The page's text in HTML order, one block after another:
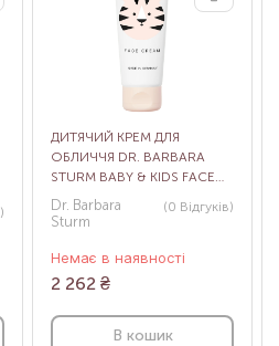
)
ДИТЯЧИЙ КРЕМ ДЛЯ
ОБЛИЧЧЯ DR. BARBARA
STURM BABY & KIDS FACE
CREAM, 50 МЛ
Dr. Barbara
Sturm
(0 Відгуків)
Немає в наявності
2 262 ₴
В кошик